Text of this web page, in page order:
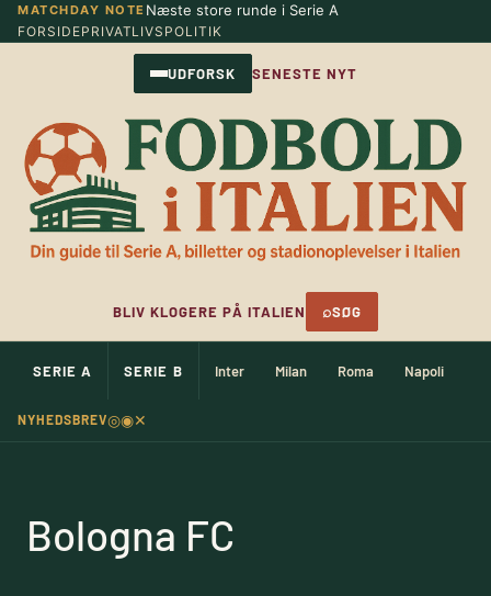
Spring
til
MATCHDAY NOTE Næste store runde i Serie A
FORSIDEPRIVATLIVSPOLITIK
UDFORSK SENESTE NYT
BLIV KLOGERE PÅ ITALIEN ⌕SØG
SERIE A SERIE B Inter Milan Roma Napoli
NYHEDSBREV◎◉✕
Bologna FC